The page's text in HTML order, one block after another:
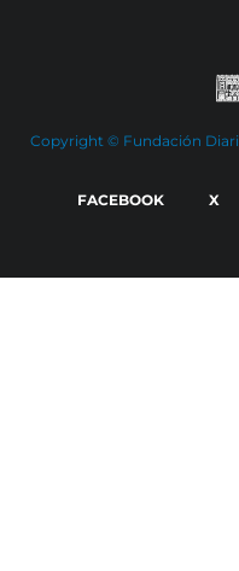
Copyright © Fundación
FACEBOOK X